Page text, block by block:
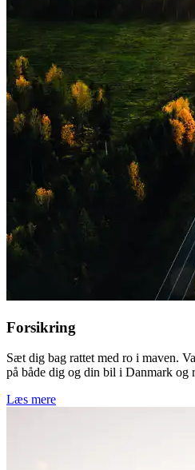
Forsikring
Sæt dig bag rattet med ro i maven.
på både dig og din bil i Danmark og
Læs mere